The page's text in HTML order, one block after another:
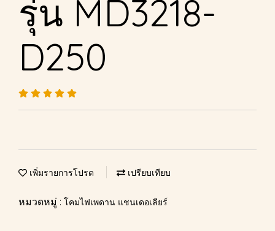
รุ่น MD3218-
D250
เพิ่มรายการโปรด เปรียบเทียบ
หมวดหมู่ : โคมไฟเพดาน แชนเดอเลียร์